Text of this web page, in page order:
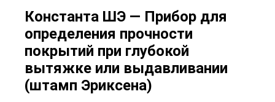
Константа ШЭ — Прибор для
определения прочности
покрытий при глубокой
вытяжке или выдавливании
(штамп Эриксена)